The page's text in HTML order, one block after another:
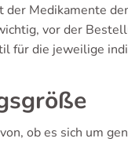
Medikamente
vor der
für die jeweilige
ob es sich um